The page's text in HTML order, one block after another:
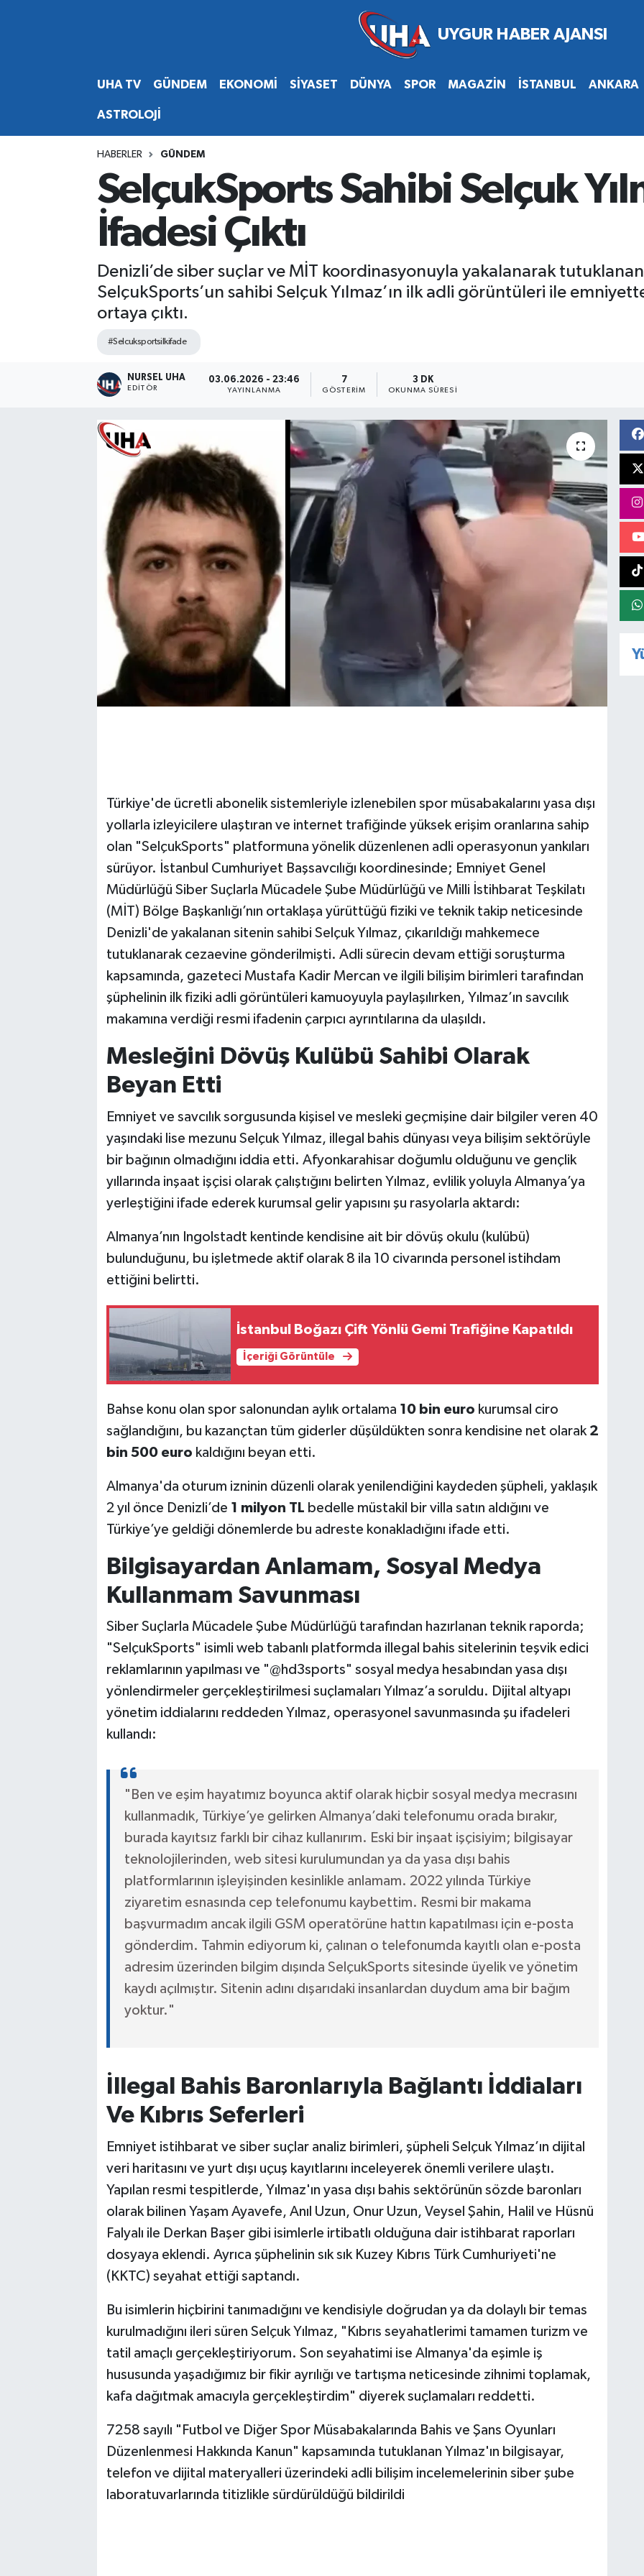
UHA TV GÜNDEM EKONOMİ SİYASET DÜNYA SPOR MAGAZİN İSTANBUL ANKARA
ASTROLOJİ
HABERLER GÜNDEM
SelçukSports Sahibi Selçuk
İfadesi Çıktı
Denizli’de siber suçlar ve MİT koordinasyonuyla yakalanarak tutuklanan
SelçukSports’un sahibi Selçuk Yılmaz’ın ilk adli görüntüleri ile
ortaya çıktı.
#Selcuksportsilkifade
NURSEL UHA
EDITÖR
03.06.2026 - 23:46
YAYINLANMA
7
GÖSTERIM
3 DK
OKUNMA SÜRESI
Türkiye'de ücretli abonelik sistemleriyle izlenebilen spor müsabakalarını yasa dışı
yollarla izleyicilere ulaştıran ve internet trafiğinde yüksek erişim oranlarına sahip
olan "SelçukSports" platformuna yönelik düzenlenen adli operasyonun yankıları
sürüyor. İstanbul Cumhuriyet Başsavcılığı koordinesinde; Emniyet Genel
Müdürlüğü Siber Suçlarla Mücadele Şube Müdürlüğü ve Milli İstihbarat Teşkilatı
(MİT) Bölge Başkanlığı’nın ortaklaşa yürüttüğü fiziki ve teknik takip neticesinde
Denizli'de yakalanan sitenin sahibi Selçuk Yılmaz, çıkarıldığı mahkemece
tutuklanarak cezaevine gönderilmişti. Adli sürecin devam ettiği soruşturma
kapsamında, gazeteci Mustafa Kadir Mercan ve ilgili bilişim birimleri tarafından
şüphelinin ilk fiziki adli görüntüleri kamuoyuyla paylaşılırken, Yılmaz’ın savcılık
makamına verdiği resmi ifadenin çarpıcı ayrıntılarına da ulaşıldı.
Mesleğini Dövüş Kulübü Sahibi Olarak
Beyan Etti
Emniyet ve savcılık sorgusunda kişisel ve mesleki geçmişine dair bilgiler veren 40
yaşındaki lise mezunu Selçuk Yılmaz, illegal bahis dünyası veya bilişim sektörüyle
bir bağının olmadığını iddia etti. Afyonkarahisar doğumlu olduğunu ve gençlik
yıllarında inşaat işçisi olarak çalıştığını belirten Yılmaz, evlilik yoluyla Almanya’ya
yerleştiğini ifade ederek kurumsal gelir yapısını şu rasyolarla aktardı:
Almanya’nın Ingolstadt kentinde kendisine ait bir dövüş okulu (kulübü)
bulunduğunu, bu işletmede aktif olarak 8 ila 10 civarında personel istihdam
ettiğini belirtti.
İstanbul Boğazı Çift Yönlü Gemi Trafiğine Kapatıldı
İçeriği Görüntüle
Bahse konu olan spor salonundan aylık ortalama 10 bin euro kurumsal ciro
sağlandığını, bu kazançtan tüm giderler düşüldükten sonra kendisine net olarak 2
bin 500 euro kaldığını beyan etti.
Almanya'da oturum izninin düzenli olarak yenilendiğini kaydeden şüpheli, yaklaşık
2 yıl önce Denizli’de 1 milyon TL bedelle müstakil bir villa satın aldığını ve
Türkiye’ye geldiği dönemlerde bu adreste konakladığını ifade etti.
Bilgisayardan Anlamam, Sosyal Medya
Kullanmam Savunması
Siber Suçlarla Mücadele Şube Müdürlüğü tarafından hazırlanan teknik raporda;
"SelçukSports" isimli web tabanlı platformda illegal bahis sitelerinin teşvik edici
reklamlarının yapılması ve "@hd3sports" sosyal medya hesabından yasa dışı
yönlendirmeler gerçekleştirilmesi suçlamaları Yılmaz’a soruldu. Dijital altyapı
yönetim iddialarını reddeden Yılmaz, operasyonel savunmasında şu ifadeleri
kullandı:
"Ben ve eşim hayatımız boyunca aktif olarak hiçbir sosyal medya mecrasını
kullanmadık, Türkiye’ye gelirken Almanya’daki telefonumu orada bırakır,
burada kayıtsız farklı bir cihaz kullanırım. Eski bir inşaat işçisiyim; bilgisayar
teknolojilerinden, web sitesi kurulumundan ya da yasa dışı bahis
platformlarının işleyişinden kesinlikle anlamam. 2022 yılında Türkiye
ziyaretim esnasında cep telefonumu kaybettim. Resmi bir makama
başvurmadım ancak ilgili GSM operatörüne hattın kapatılması için e-posta
gönderdim. Tahmin ediyorum ki, çalınan o telefonumda kayıtlı olan e-posta
adresim üzerinden bilgim dışında SelçukSports sitesinde üyelik ve yönetim
kaydı açılmıştır. Sitenin adını dışarıdaki insanlardan duydum ama bir bağım
yoktur."
İllegal Bahis Baronlarıyla Bağlantı İddiaları
Ve Kıbrıs Seferleri
Emniyet istihbarat ve siber suçlar analiz birimleri, şüpheli Selçuk Yılmaz’ın dijital
veri haritasını ve yurt dışı uçuş kayıtlarını inceleyerek önemli verilere ulaştı.
Yapılan resmi tespitlerde, Yılmaz'ın yasa dışı bahis sektörünün sözde baronları
olarak bilinen Yaşam Ayavefe, Anıl Uzun, Onur Uzun, Veysel Şahin, Halil ve Hüsnü
Falyalı ile Derkan Başer gibi isimlerle irtibatlı olduğuna dair istihbarat raporları
dosyaya eklendi. Ayrıca şüphelinin sık sık Kuzey Kıbrıs Türk Cumhuriyeti'ne
(KKTC) seyahat ettiği saptandı.
Bu isimlerin hiçbirini tanımadığını ve kendisiyle doğrudan ya da dolaylı bir temas
kurulmadığını ileri süren Selçuk Yılmaz, "Kıbrıs seyahatlerimi tamamen turizm ve
tatil amaçlı gerçekleştiriyorum. Son seyahatimi ise Almanya'da eşimle iş
hususunda yaşadığımız bir fikir ayrılığı ve tartışma neticesinde zihnimi toplamak,
kafa dağıtmak amacıyla gerçekleştirdim" diyerek suçlamaları reddetti.
7258 sayılı "Futbol ve Diğer Spor Müsabakalarında Bahis ve Şans Oyunları
Düzenlenmesi Hakkında Kanun" kapsamında tutuklanan Yılmaz'ın bilgisayar,
telefon ve dijital materyalleri üzerindeki adli bilişim incelemelerinin siber şube
laboratuvarlarında titizlikle sürdürüldüğü bildirildi
Hava Durumu
Süper Lig Puan Durumu ve Fikstür
Tüm Manşetler
Son Dakika Haberleri
Haber Arşivi